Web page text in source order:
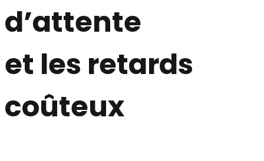
d’attente
et les retards
coûteux